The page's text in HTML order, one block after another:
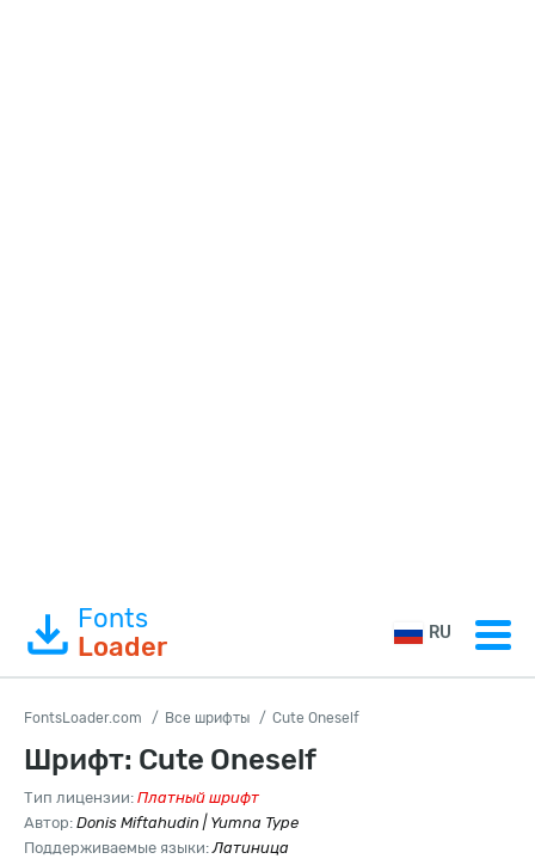
Fonts
Loader
RU
FontsLoader.com Все шрифты Cute Oneself
Шрифт: Cute Oneself
Тип лицензии: Платный шрифт
Автор: Donis Miftahudin | Yumna Type
Поддерживаемые языки:Латиница